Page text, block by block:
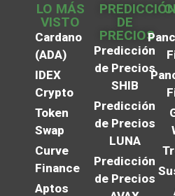
LO MÁS
VISTO
Cardano
(ADA)
IDEX
Crypto
Token
Swap
Curve
Finance
Aptos
DE
PRECIOS
Predicción
de Precios
SHIB
Predicción
de Precios
LUNA
Predicción
de Precios